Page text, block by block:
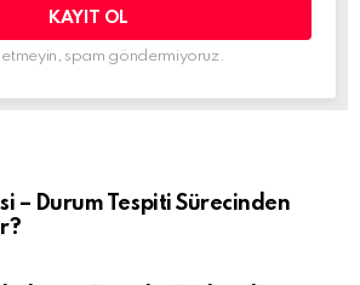
spam göndermiyoruz.
– Durum Tespiti Sürecinden